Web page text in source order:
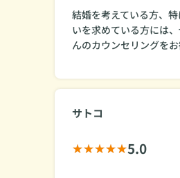
結婚を考えている方、
いを求めている方には
んのカウンセリングをお
サトコ
5.0